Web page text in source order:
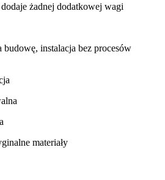
żadnej dodatkowej wagi
instalacja bez procesów
materiały